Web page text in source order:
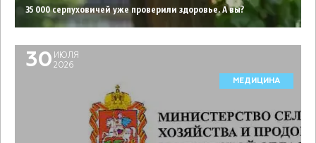
35 000 серпуховичей уже проверили здоровье. А вы?
30 ИЮЛЯ
2026
МЕДИЦИНА